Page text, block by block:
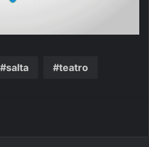
salta teatro